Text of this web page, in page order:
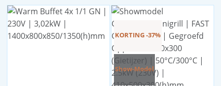
KORTING -37%
Show-Model